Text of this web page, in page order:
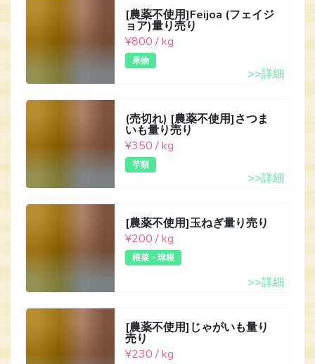
[農薬不使用]Feijoa (フェイジ
ョア)量り売り
¥800 / kg
果物
>>詳細
(売切れ) [農薬不使用]さつま
いも量り売り
¥350 / kg
芋類
>>詳細
[農薬不使用]玉ねぎ量り売り
¥200 / kg
根菜・球根
>>詳細
[農薬不使用]じゃがいも量り
売り
¥230 / kg